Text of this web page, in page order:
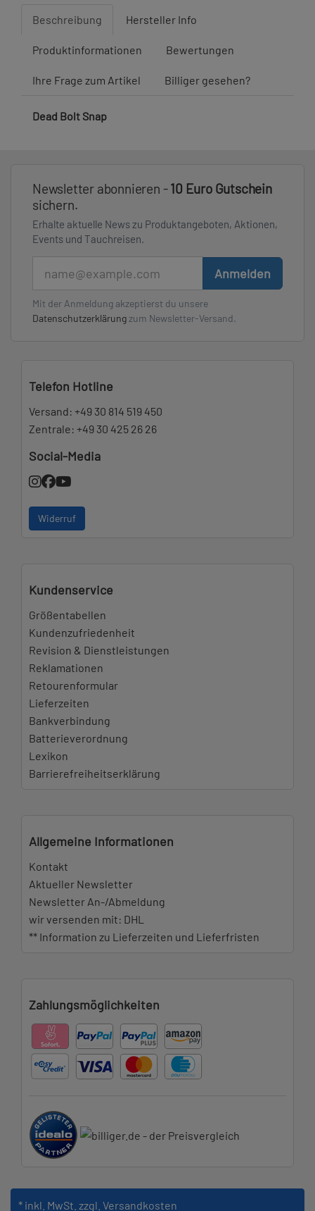
Beschreibung Hersteller Info
Produktinformationen Bewertungen
Ihre Frage zum Artikel Billiger gesehen?
Dead Bolt Snap
Newsletter abonnieren -10 Euro Gutschein
sichern.
Erhalte aktuelle News zu Produktangeboten, Aktionen,
Events und Tauchreisen.
Anmelden
Mit der Anmeldung akzeptierst du unsere
Datenschutzerklärung zum Newsletter-Versand.
Telefon Hotline
Versand: +49 30 814 519 450
Zentrale: +49 30 425 26 26
Social-Media
Widerruf
Kundenservice
Größentabellen
Kundenzufriedenheit
Revision & Dienstleistungen
Reklamationen
Retourenformular
Lieferzeiten
Bankverbindung
Batterieverordnung
Lexikon
Barrierefreiheitserklärung
Allgemeine Informationen
Kontakt
Aktueller Newsletter
Newsletter An-/Abmeldung
wir versenden mit: DHL
** Information zu Lieferzeiten und Lieferfristen
Zahlungsmöglichkeiten
* inkl. MwSt. zzgl. Versandkosten